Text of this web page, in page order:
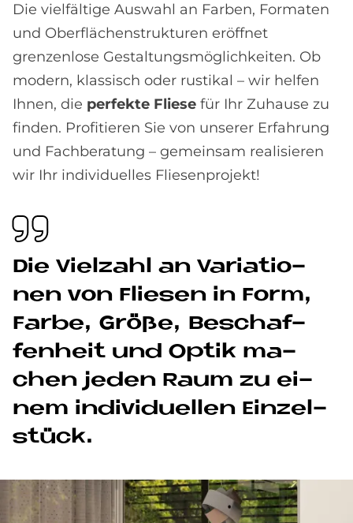
Die vielfältige Auswahl an Farben, Formaten
und Oberflächenstrukturen eröffnet
grenzenlose Gestaltungsmöglichkeiten. Ob
modern, klassisch oder rustikal – wir helfen
Ihnen, die perfekte Fliese für Ihr Zuhause zu
finden. Profitieren Sie von unserer Erfahrung
und Fachberatung – gemeinsam realisieren
wir Ihr individuelles Fliesenprojekt!
Die Viel­zahl an Va­ria­tio­
nen von Flie­sen in Form,
Far­be, Grö­ße, Be­schaf­
fen­heit und Op­tik ma­
chen je­den Raum zu ei­
nem in­di­vi­du­el­len Ein­zel­
stück.